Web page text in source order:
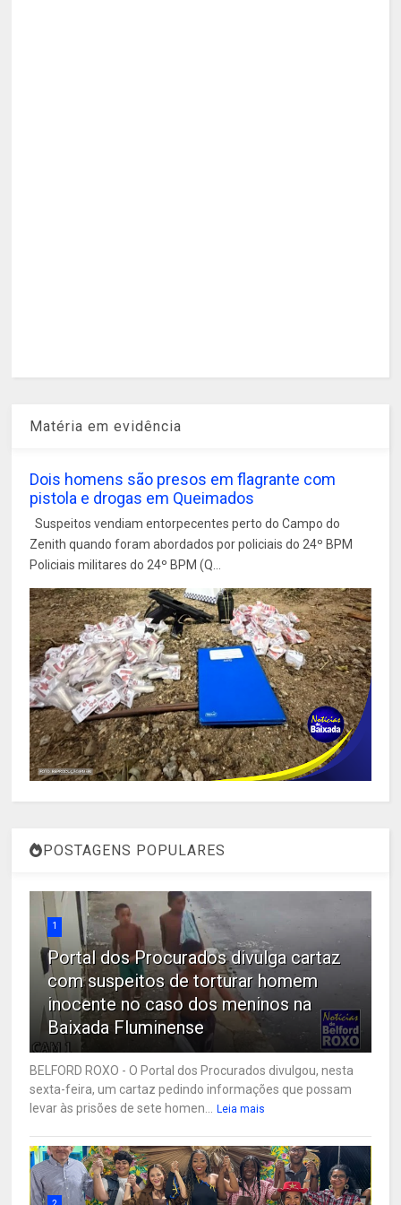
Matéria em evidência
Dois homens são presos em flagrante com
pistola e drogas em Queimados
Suspeitos vendiam entorpecentes perto do Campo do
Zenith quando foram abordados por policiais do 24º BPM
Policiais militares do 24º BPM (Q...
POSTAGENS POPULARES
1
Portal dos Procurados divulga cartaz
com suspeitos de torturar homem
inocente no caso dos meninos na
Baixada Fluminense
BELFORD ROXO - O Portal dos Procurados divulgou, nesta
sexta-feira, um cartaz pedindo informações que possam
levar às prisões de sete homen...
Leia mais